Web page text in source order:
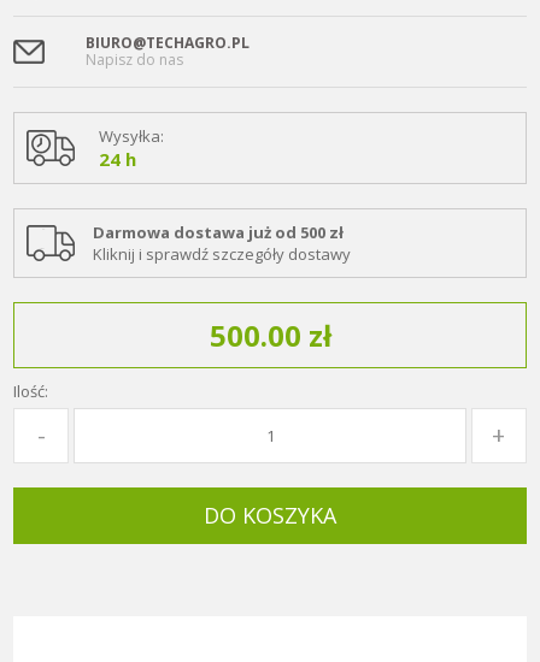
BIURO@TECHAGRO.PL
Napisz do nas
Wysyłka:
24 h
Darmowa dostawa już od 500 zł
Kliknij i sprawdź szczegóły dostawy
500.00 zł
Ilość:
DO KOSZYKA